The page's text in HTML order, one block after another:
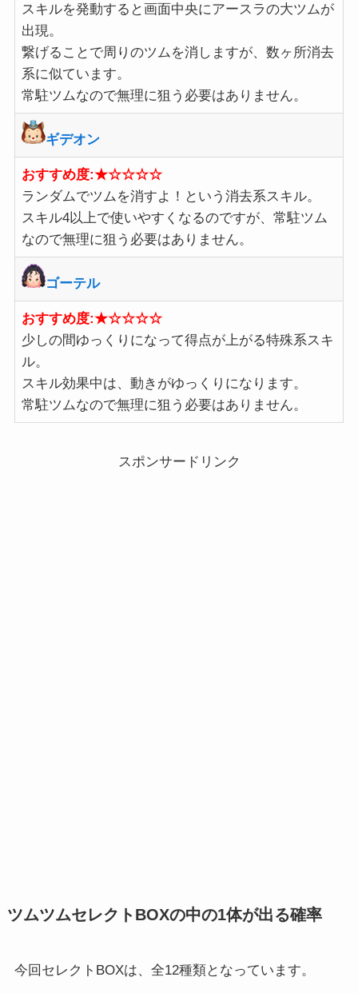
スキルを発動すると画面中央にアースラの大ツムが
出現。
繋げることで周りのツムを消しますが、数ヶ所消去
系に似ています。
常駐ツムなので無理に狙う必要はありません。
ギデオン
おすすめ度:★☆☆☆☆
ランダムでツムを消すよ！という消去系スキル。
スキル4以上で使いやすくなるのですが、常駐ツム
なので無理に狙う必要はありません。
ゴーテル
おすすめ度:★☆☆☆☆
少しの間ゆっくりになって得点が上がる特殊系スキ
ル。
スキル効果中は、動きがゆっくりになります。
常駐ツムなので無理に狙う必要はありません。
スポンサードリンク
ツムツムセレクトBOXの中の1体が出る確率
今回セレクトBOXは、全12種類となっています。